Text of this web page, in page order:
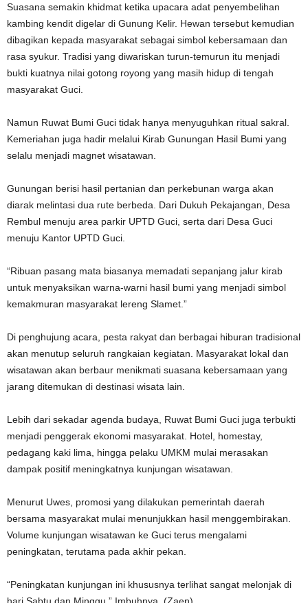
Suasana semakin khidmat ketika upacara adat penyembelihan
kambing kendit digelar di Gunung Kelir. Hewan tersebut kemudian
dibagikan kepada masyarakat sebagai simbol kebersamaan dan
rasa syukur. Tradisi yang diwariskan turun-temurun itu menjadi
bukti kuatnya nilai gotong royong yang masih hidup di tengah
masyarakat Guci.
Namun Ruwat Bumi Guci tidak hanya menyuguhkan ritual sakral.
Kemeriahan juga hadir melalui Kirab Gunungan Hasil Bumi yang
selalu menjadi magnet wisatawan.
Gunungan berisi hasil pertanian dan perkebunan warga akan
diarak melintasi dua rute berbeda. Dari Dukuh Pekajangan, Desa
Rembul menuju area parkir UPTD Guci, serta dari Desa Guci
menuju Kantor UPTD Guci.
“Ribuan pasang mata biasanya memadati sepanjang jalur kirab
untuk menyaksikan warna-warni hasil bumi yang menjadi simbol
kemakmuran masyarakat lereng Slamet.”
Di penghujung acara, pesta rakyat dan berbagai hiburan tradisional
akan menutup seluruh rangkaian kegiatan. Masyarakat lokal dan
wisatawan akan berbaur menikmati suasana kebersamaan yang
jarang ditemukan di destinasi wisata lain.
Lebih dari sekadar agenda budaya, Ruwat Bumi Guci juga terbukti
menjadi penggerak ekonomi masyarakat. Hotel, homestay,
pedagang kaki lima, hingga pelaku UMKM mulai merasakan
dampak positif meningkatnya kunjungan wisatawan.
Menurut Uwes, promosi yang dilakukan pemerintah daerah
bersama masyarakat mulai menunjukkan hasil menggembirakan.
Volume kunjungan wisatawan ke Guci terus mengalami
peningkatan, terutama pada akhir pekan.
“Peningkatan kunjungan ini khususnya terlihat sangat melonjak di
hari Sabtu dan Minggu,” Imbuhnya. (Zaen)